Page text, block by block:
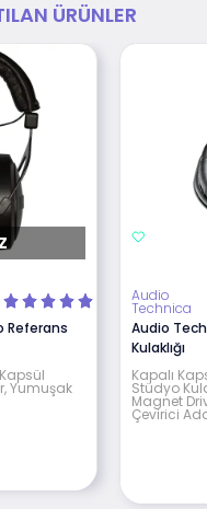
ÜRÜNLER
Referans
Yumuşak
Audio
Technica
Audio
Kulaklığı
Kapalı
Stüdyo
Magnet
Çevirici